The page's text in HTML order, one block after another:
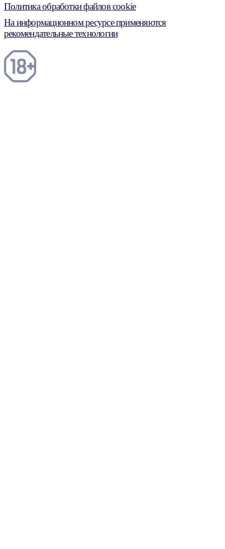
Политика обработки файлов cookie
На информационном ресурсе применяются
рекомендательные технологии